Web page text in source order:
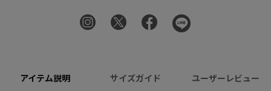
アイテム説明 サイズガイド ユーザーレビュー